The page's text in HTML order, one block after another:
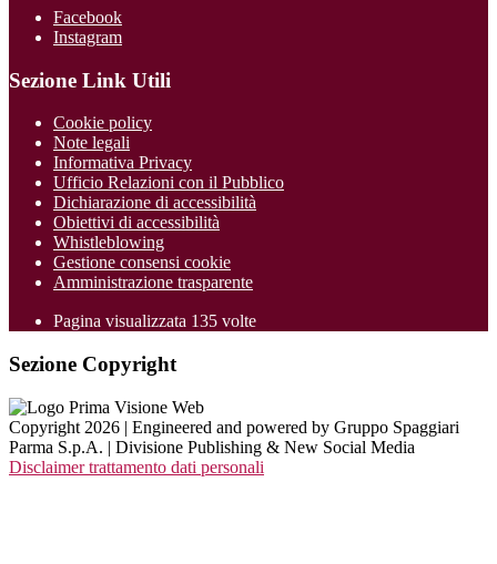
Facebook
Instagram
Sezione Link Utili
Cookie policy
Note legali
Informativa Privacy
Ufficio Relazioni con il Pubblico
Dichiarazione di accessibilità
Obiettivi di accessibilità
Whistleblowing
Gestione consensi cookie
Amministrazione trasparente
Pagina visualizzata 135 volte
Sezione Copyright
Copyright 2026 | Engineered and powered by Gruppo Spaggiari
Parma S.p.A. | Divisione Publishing & New Social Media
Disclaimer trattamento dati personali